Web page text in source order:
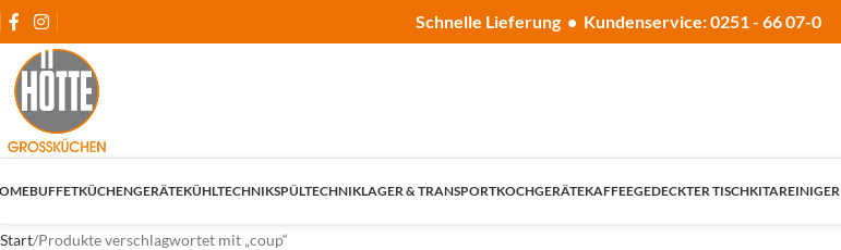
Schnelle Lieferung • Kundenservice: 0251 - 66 07-0
BUFFETKÜCHENGERÄTEKÜHLTECHNIKSPÜLTECHNIKLAGER & TRANSPORTKOCHGERÄTEKAFFEEGEDECKTER TISCHKITAREINIGER
Start Produkte verschlagwortet mit „coup“